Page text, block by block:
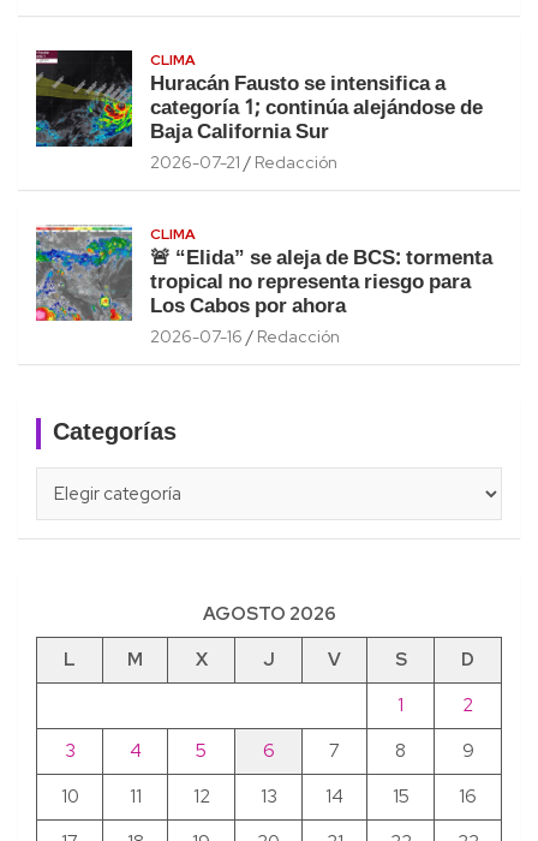
CLIMA
Huracán Fausto se intensifica a
categoría 1; continúa alejándose de
Baja California Sur
2026-07-21 Redacción
CLIMA
🚨 “Elida” se aleja de BCS: tormenta
tropical no representa riesgo para
Los Cabos por ahora
2026-07-16 Redacción
Categorías
AGOSTO 2026
L
M X J V S
D
1
2
3
4 5 6 7 8
9
10
11 12 13 14 15
16